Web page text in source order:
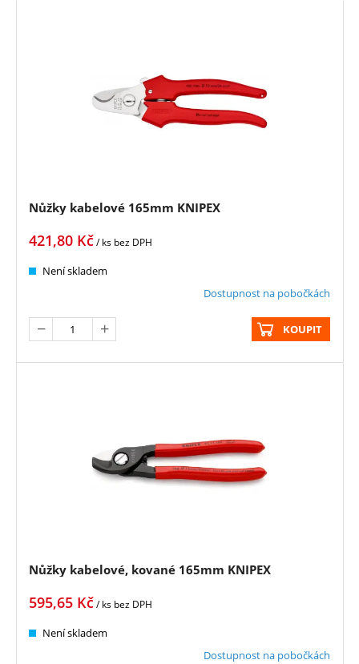
Nůžky kabelové 165mm KNIPEX
421,80 Kč/ ks bez DPH
Není skladem
Dostupnost na pobočkách
KOUPIT
Nůžky kabelové, kované 165mm KNIPEX
595,65 Kč/ ks bez DPH
Není skladem
Dostupnost na pobočkách